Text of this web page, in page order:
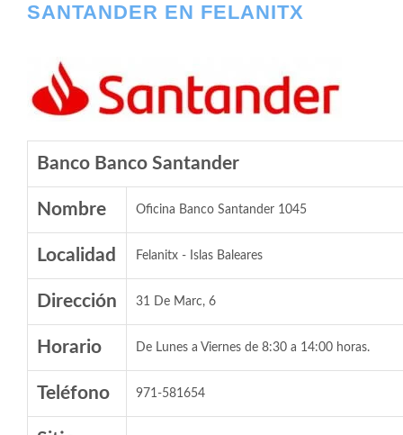
SANTANDER EN FELANITX
Banco Banco Santander
Nombre Oficina Banco Santander 1045
Localidad Felanitx - Islas Baleares
Dirección 31 De Marc, 6
Horario De Lunes a Viernes de 8:30 a 14:00 horas.
Teléfono 971-581654